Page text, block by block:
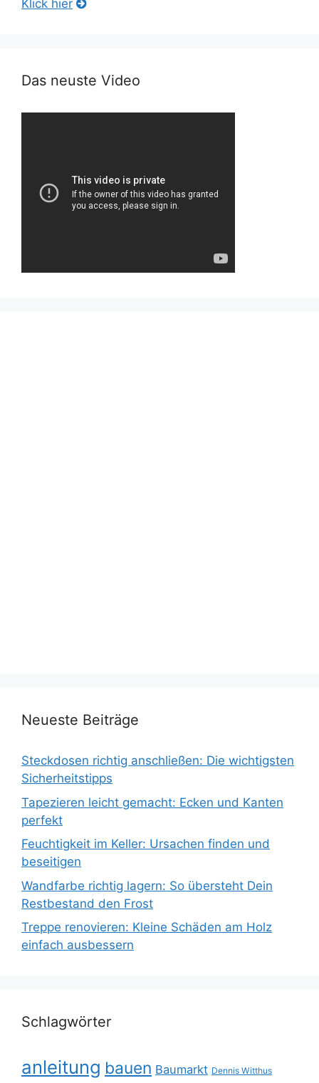
Klick hier
Das neuste Video
Neueste Beiträge
Steckdosen richtig anschließen: Die wichtigsten
Sicherheitstipps
Tapezieren leicht gemacht: Ecken und Kanten
perfekt
Feuchtigkeit im Keller: Ursachen finden und
beseitigen
Wandfarbe richtig lagern: So übersteht Dein
Restbestand den Frost
Treppe renovieren: Kleine Schäden am Holz
einfach ausbessern
Schlagwörter
anleitung bauen Baumarkt Dennis Witthus